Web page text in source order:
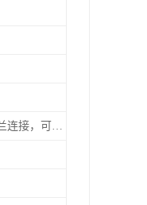
公制、英制、美制螺纹，卡箍、法兰连接，可定制